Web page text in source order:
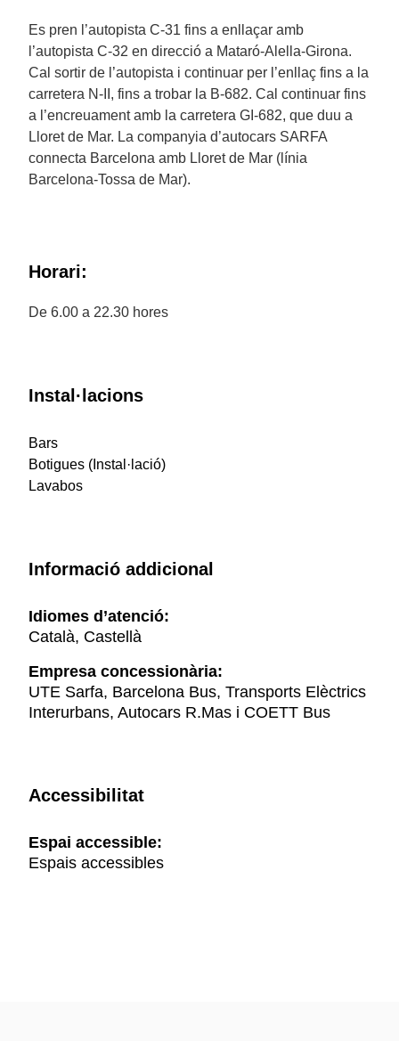
Es pren l’autopista C-31 fins a enllaçar amb
l’autopista C-32 en direcció a Mataró-Alella-Girona.
Cal sortir de l’autopista i continuar per l’enllaç fins a la
carretera N-II, fins a trobar la B-682. Cal continuar fins
a l’encreuament amb la carretera GI-682, que duu a
Lloret de Mar. La companyia d’autocars SARFA
connecta Barcelona amb Lloret de Mar (línia
Barcelona-Tossa de Mar).
Horari:
De 6.00 a 22.30 hores
Instal·lacions
Bars
Botigues (Instal·lació)
Lavabos
Informació addicional
Idiomes d’atenció:
Català, Castellà
Empresa concessionària:
UTE Sarfa, Barcelona Bus, Transports Elèctrics
Interurbans, Autocars R.Mas i COETT Bus
Accessibilitat
Espai accessible:
Espais accessibles